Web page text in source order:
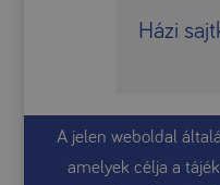
Házi
A jelen weboldal
amelyek célja a